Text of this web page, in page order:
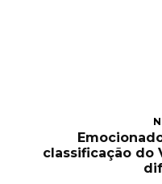
classificação do